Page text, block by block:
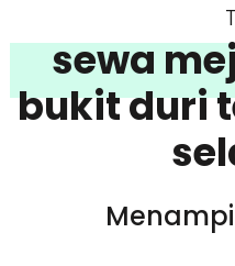
sewa
bukit duri